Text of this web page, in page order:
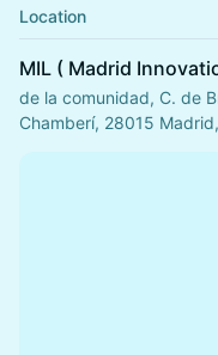
Location
MIL ( Madrid
de la comunidad, C. de
Chamberí, 28015